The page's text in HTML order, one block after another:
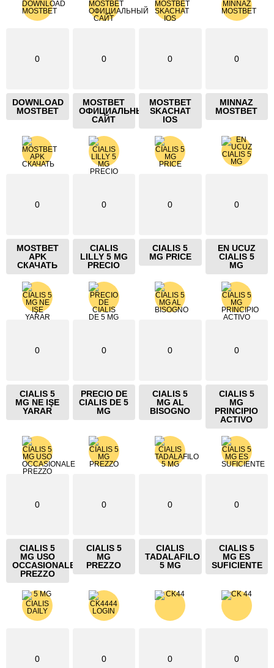
0
DOWNLOAD
MOSTBET
0
MOSTBET
ОФИЦИАЛЬНЫЙ
САЙТ
0
MOSTBET
SKACHAT
IOS
0
MINNAZ
MOSTBET
0
MOSTBET
APK
СКАЧАТЬ
0
CIALIS
LILLY 5 MG
PRECIO
0
CIALIS 5
MG PRICE
0
EN UCUZ
CIALIS 5
MG
0
CIALIS 5
MG NE IŞE
YARAR
0
PRECIO DE
CIALIS DE 5
MG
0
CIALIS 5
MG AL
BISOGNO
0
CIALIS 5
MG
PRINCIPIO
ACTIVO
0
CIALIS 5
MG USO
OCCASIONALE
PREZZO
0
CIALIS 5
MG
PREZZO
0
CIALIS
TADALAFILO
5 MG
0
CIALIS 5
MG ES
SUFICIENTE
0 0 0 0